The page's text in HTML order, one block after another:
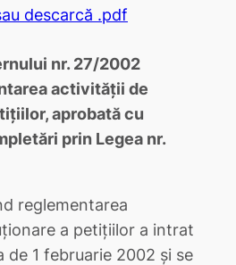
descarcă .pdf
nr. 27/2002
activităţii de
aprobată cu
prin Legea nr.
reglementarea
a petiţiilor a intrat
de 1 februarie 2002 şi se